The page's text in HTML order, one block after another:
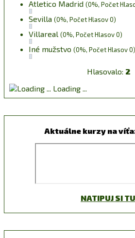
Atletico Madrid (0%, Počet
Sevilla (0%, Počet Hlasov 0)
Villareal (0%, Počet Hlasov 0)
Iné mužstvo (0%, Počet Hlasov 0)
Hlasovalo: 2
Loading ...
Aktuálne kurzy na
NATIPUJ SI TU